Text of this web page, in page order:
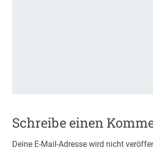
Schreibe einen
Deine E-Mail-Adresse wird nicht